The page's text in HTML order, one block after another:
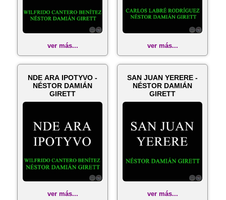
ver más... ver más...
NDE ARA IPOTYVO -
NÉSTOR DAMIÁN
GIRETT
ver más...
SAN JUAN YERERE -
NÉSTOR DAMIÁN
GIRETT
ver más...